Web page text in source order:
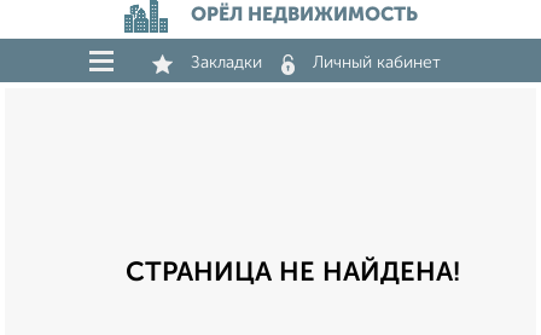
ОРЁЛ НЕДВИЖИМОСТЬ
Закладки Личный кабинет
СТРАНИЦА НЕ НАЙДЕНА!